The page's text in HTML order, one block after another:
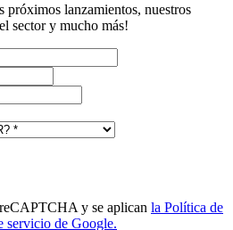
próximos lanzamientos, nuestros
sector y mucho más!
y se aplican la Política de
servicio de Google.